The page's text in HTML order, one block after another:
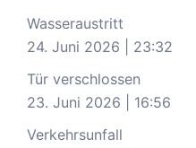
Wasseraustritt
24. Juni 2026
23:32
Tür verschlossen
23. Juni 2026
16:56
Verkehrsunfall